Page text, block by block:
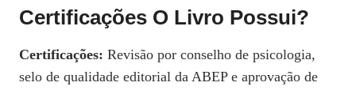
Certificações O Livro Possui?
Certificações: Revisão por conselho de psicologia,
selo de qualidade editorial da ABEP e aprovação de